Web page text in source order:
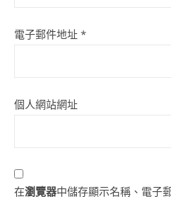
電子郵件地址 *
個人網站網址
在瀏覽器中儲存顯示名稱、電子